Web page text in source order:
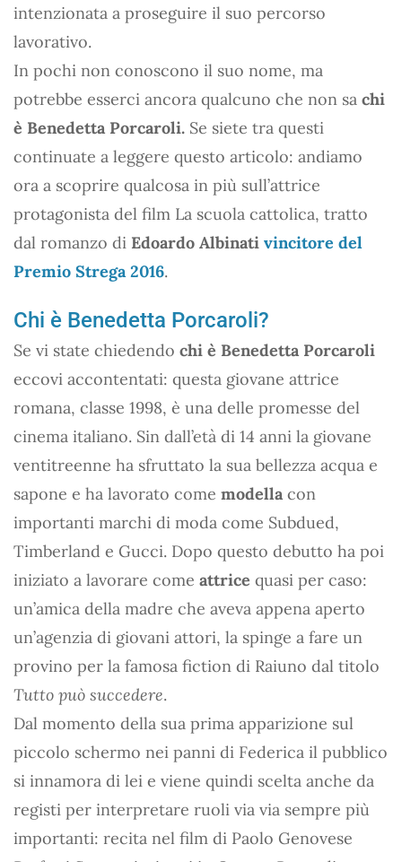
intenzionata a proseguire il suo percorso
lavorativo.
In pochi non conoscono il suo nome, ma
potrebbe esserci ancora qualcuno che non sa chi
è Benedetta Porcaroli. Se siete tra questi
continuate a leggere questo articolo: andiamo
ora a scoprire qualcosa in più sull’attrice
protagonista del film La scuola cattolica, tratto
dal romanzo di Edoardo Albinati vincitore del
Premio Strega 2016.
Chi è Benedetta Porcaroli?
Se vi state chiedendo chi è Benedetta Porcaroli
eccovi accontentati: questa giovane attrice
romana, classe 1998, è una delle promesse del
cinema italiano. Sin dall’età di 14 anni la giovane
ventitreenne ha sfruttato la sua bellezza acqua e
sapone e ha lavorato come modella con
importanti marchi di moda come Subdued,
Timberland e Gucci. Dopo questo debutto ha poi
iniziato a lavorare come attrice quasi per caso:
un’amica della madre che aveva appena aperto
un’agenzia di giovani attori, la spinge a fare un
provino per la famosa fiction di Raiuno dal titolo
Tutto può succedere.
Dal momento della sua prima apparizione sul
piccolo schermo nei panni di Federica il pubblico
si innamora di lei e viene quindi scelta anche da
registi per interpretare ruoli via via sempre più
importanti: recita nel film di Paolo Genovese